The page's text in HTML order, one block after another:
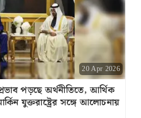
20 Apr 2026
পড়ছে অর্থনীতিতে, আর্থিক
যুক্তরাষ্ট্রের সঙ্গে আলোচনায়